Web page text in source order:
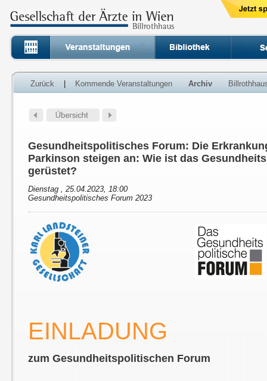
Zurück Kommende Veranstaltungen Archiv
Gesundheitspolitisches Forum: Die
Parkinson steigen an: Wie ist das
gerüstet?
Dienstag , 25.04.2023, 18:00
Gesundheitspolitisches Forum 2023
EINLADUNG
zum Gesundheitspolitischen Forum